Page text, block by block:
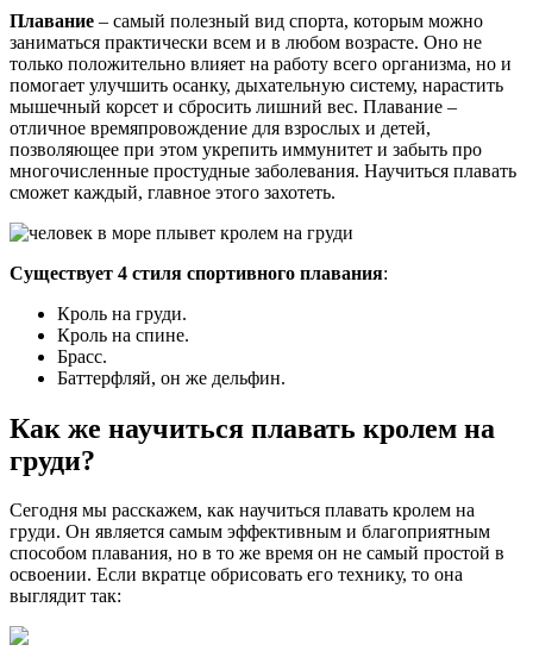
Плавание – самый полезный вид спорта, которым можно
заниматься практически всем и в любом возрасте. Оно не
только положительно влияет на работу всего организма, но и
помогает улучшить осанку, дыхательную систему, нарастить
мышечный корсет и сбросить лишний вес. Плавание –
отличное времяпровождение для взрослых и детей,
позволяющее при этом укрепить иммунитет и забыть про
многочисленные простудные заболевания. Научиться плавать
сможет каждый, главное этого захотеть.
Существует 4 стиля спортивного плавания:
Кроль на груди.
Кроль на спине.
Брасс.
Баттерфляй, он же дельфин.
Как же научиться плавать кролем на
груди?
Сегодня мы расскажем, как научиться плавать кролем на
груди. Он является самым эффективным и благоприятным
способом плавания, но в то же время он не самый простой в
освоении. Если вкратце обрисовать его технику, то она
выглядит так: